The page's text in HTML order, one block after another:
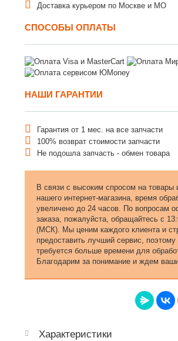
Доставка курьером по Москве и МО
СПОСОБЫ ОПЛАТЫ
НАШИ ГАРАНТИИ
Гарантия от 1 мес. на все запчасти
100% возврат стоимости запчасти
Не подошла запчасть - обмен товара
В связи с высоким спросом на товары
нашего интернет-магазина, время
увеличено до 24 часов. По вопросам
заказа, пожалуйста, обращайтесь с
(МСК). Мы ценим каждого клиента и
предоставить лучший сервис, поэтому
требуется больше времени для
Благодарим за понимание и ждем
Характеристики